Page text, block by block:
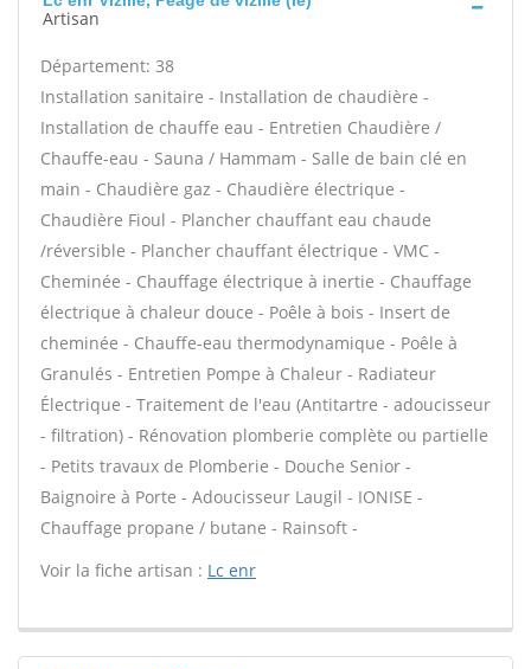
Artisan
Département: 38
Installation sanitaire - Installation de chaudière -
Installation de chauffe eau - Entretien Chaudière /
Chauffe-eau - Sauna / Hammam - Salle de bain clé en
main - Chaudière gaz - Chaudière électrique -
Chaudière Fioul - Plancher chauffant eau chaude
/réversible - Plancher chauffant électrique - VMC -
Cheminée - Chauffage électrique à inertie - Chauffage
électrique à chaleur douce - Poêle à bois - Insert de
cheminée - Chauffe-eau thermodynamique - Poêle à
Granulés - Entretien Pompe à Chaleur - Radiateur
Électrique - Traitement de l'eau (Antitartre - adoucisseur
- filtration) - Rénovation plomberie complète ou partielle
- Petits travaux de Plomberie - Douche Senior -
Baignoire à Porte - Adoucisseur Laugil - IONISE -
Chauffage propane / butane - Rainsoft -
Voir la fiche artisan : Lc enr